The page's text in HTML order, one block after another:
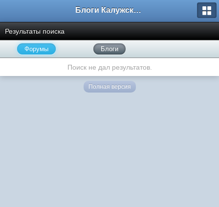
Блоги Калужского перекрестка
Результаты поиска
Форумы Блоги
Поиск не дал результатов.
Полная версия